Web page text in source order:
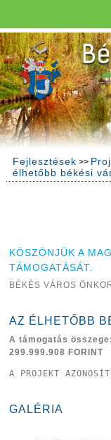
Fejlesztések >>
élhetőbb békési
KÖSZÖNJÜK A
TÁMOGATÁSÁT.
BÉKÉS VÁROS
AZ ÉLHETŐBB
A támogatás összege:
299.999.908 FORINT
A PROJEKT
GALÉRIA